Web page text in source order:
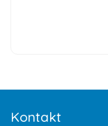
Kontakt